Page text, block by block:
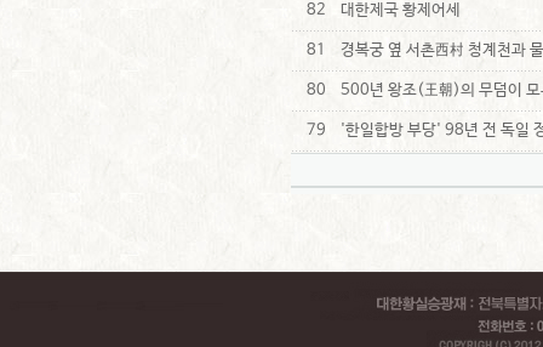
82 대한제국 황제어세
81 경복궁 옆 서촌西村 청계천과
80 500년 왕조(王朝)의 무덤이
79 '한일합방 부당' 98년 전 독일